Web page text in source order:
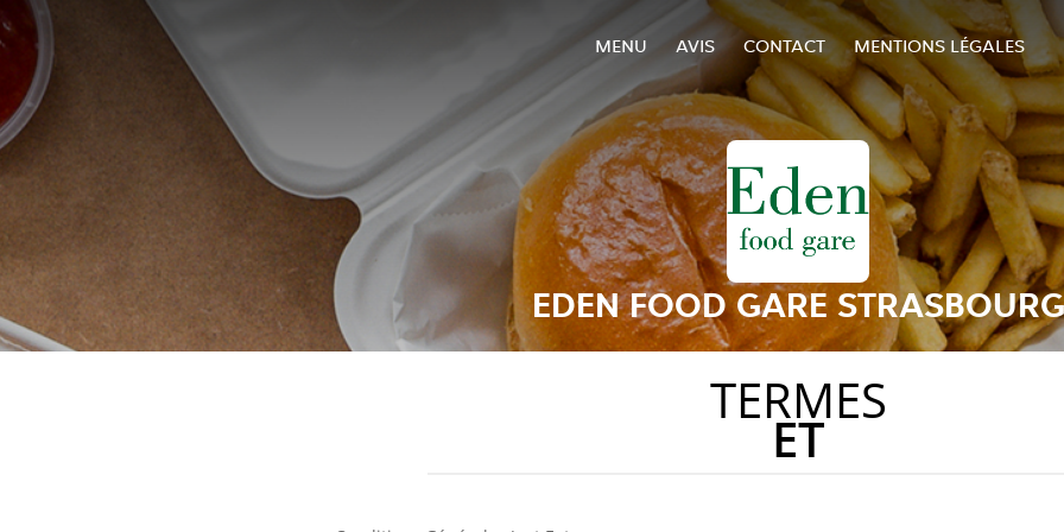
MENU AVIS CONTACT MENTIONS LÉGALES
EDEN FOOD GARE STRASBOURG
TERMES
ET